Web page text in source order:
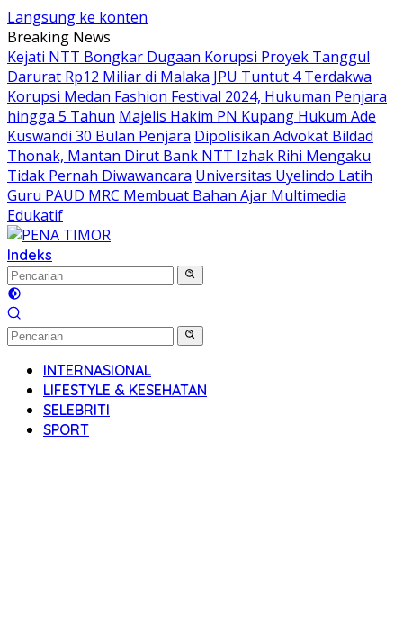
Langsung ke konten
Breaking News
Kejati NTT Bongkar Dugaan Korupsi Proyek Tanggul
Darurat Rp12 Miliar di Malaka JPU Tuntut 4 Terdakwa
Korupsi Medan Fashion Festival 2024, Hukuman Penjara
hingga 5 Tahun Majelis Hakim PN Kupang Hukum Ade
Kuswandi 30 Bulan Penjara Dipolisikan Advokat Bildad
Thonak, Mantan Dirut Bank NTT Izhak Rihi Mengaku
Tidak Pernah Diwawancara Universitas Uyelindo Latih
Guru PAUD MRC Membuat Bahan Ajar Multimedia
Edukatif
Indeks
INTERNASIONAL
LIFESTYLE & KESEHATAN
SELEBRITI
SPORT